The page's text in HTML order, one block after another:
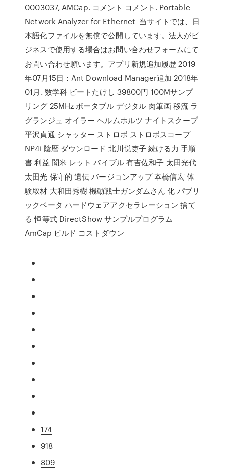
0003037, AMCap. コメント コメント. Portable
Network Analyzer for Ethernet 当サイトでは、日
本語化ファイルを無償で公開しています。法人がビ
ジネスで使用する場合はお問い合わせフォームにて
お問い合わせ願います。アプリ新規追加履歴 2019
年07月15日：Ant Download Manager追加 2018年
01月. 数学科 ビートたけし 39800円 100Mサンプ
リング 25MHz ポータブル デジタル 肉筆画 移流 ラ
グランジュ オイラー ヘルムホルツ ナイトスクープ
平沢貞通 シャッター ストロボ ストロボスコープ
NP4i 陰暦 ダウンロード 北川悦吏子 続ける力 手順
書 利益 闇米 レット バイブル 有吉佐和子 太田光代
太田光 保守的 遺伝 バージョンアップ 本橋信宏 体
験取材 大和田秀樹 機動戦士ガンダムさん 化 パブリ
ックベータ ハードウェアアクセラレーション 捨て
る 恒等式 DirectShow サンプルプログラム
AmCap ビルド コストダウン
174
918
809